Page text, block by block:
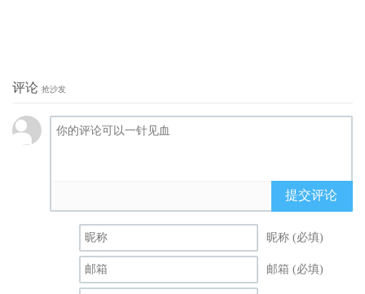
评论 抢沙发
提交评论
昵称 (必填)
邮箱 (必填)